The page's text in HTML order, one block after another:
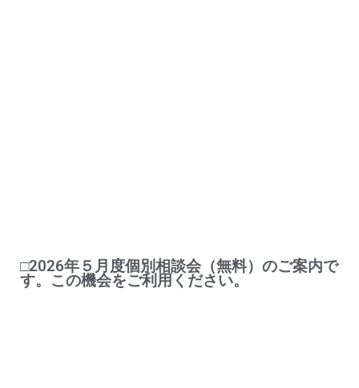
□2026年５月度個別相談会（無料）のご案内で
す。この機会をご利用ください。